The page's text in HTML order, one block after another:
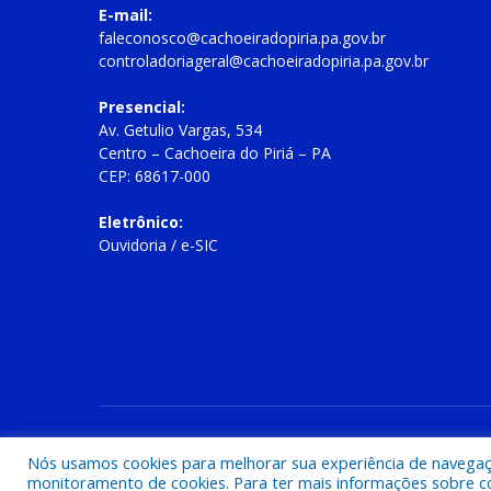
E-mail:
faleconosco@cachoeiradopiria.pa.gov.br
controladoriageral@cachoeiradopiria.pa.gov.br
Presencial:
Av. Getulio Vargas, 534
Centro – Cachoeira do Piriá – PA
CEP: 68617-000
Eletrônico:
Ouvidoria / e-SIC
Nós usamos cookies para melhorar sua experiência de
monitoramento de cookies. Para ter mais informações sobre